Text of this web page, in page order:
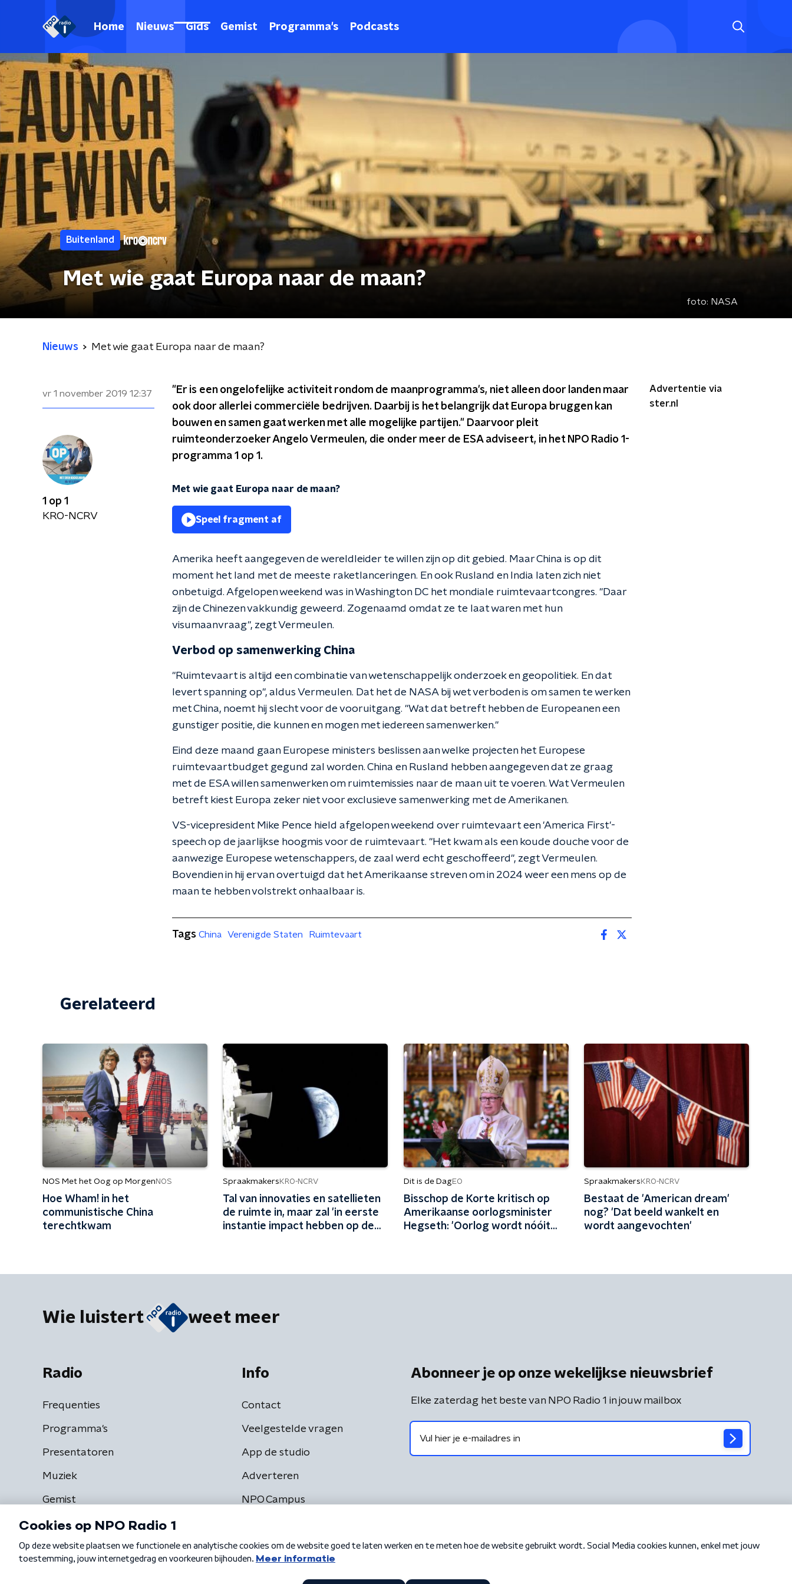
Home Nieuws Gids Gemist Programma's Podcasts
Buitenland
Met wie gaat Europa naar de maan?
foto: NASA
Nieuws Met wie gaat Europa naar de maan?
vr 1 november 2019 12:37
"Er is een ongelofelijke activiteit rondom de maanprogramma's, niet alleen door landen maar
ook door allerlei commerciële bedrijven. Daarbij is het belangrijk dat Europa bruggen kan
bouwen en samen gaat werken met alle mogelijke partijen." Daarvoor pleit
ruimteonderzoeker Angelo Vermeulen, die onder meer de ESA adviseert, in het NPO Radio 1-
programma 1 op 1.
Met wie gaat Europa naar de maan?
Speel fragment af
Amerika heeft aangegeven de wereldleider te willen zijn op dit gebied. Maar China is op dit
moment het land met de meeste raketlanceringen. En ook Rusland en India laten zich niet
onbetuigd. Afgelopen weekend was in Washington DC het mondiale ruimtevaartcongres. "Daar
zijn de Chinezen vakkundig geweerd. Zogenaamd omdat ze te laat waren met hun
visumaanvraag", zegt Vermeulen.
Verbod op samenwerking China
"Ruimtevaart is altijd een combinatie van wetenschappelijk onderzoek en geopolitiek. En dat
levert spanning op", aldus Vermeulen. Dat het de NASA bij wet verboden is om samen te werken
met China, noemt hij slecht voor de vooruitgang. "Wat dat betreft hebben de Europeanen een
gunstiger positie, die kunnen en mogen met iedereen samenwerken."
Eind deze maand gaan Europese ministers beslissen aan welke projecten het Europese
ruimtevaartbudget gegund zal worden. China en Rusland hebben aangegeven dat ze graag
met de ESA willen samenwerken om ruimtemissies naar de maan uit te voeren. Wat Vermeulen
betreft kiest Europa zeker niet voor exclusieve samenwerking met de Amerikanen.
VS-vicepresident Mike Pence hield afgelopen weekend over ruimtevaart een 'America First'-
speech op de jaarlijkse hoogmis voor de ruimtevaart. "Het kwam als een koude douche voor de
aanwezige Europese wetenschappers, de zaal werd echt geschoffeerd", zegt Vermeulen.
Bovendien in hij ervan overtuigd dat het Amerikaanse streven om in 2024 weer een mens op de
maan te hebben volstrekt onhaalbaar is.
Advertentie via
ster.nl
1 op 1
KRO-NCRV
Tags China Verenigde Staten Ruimtevaart
Gerelateerd
NOS Met het Oog op Morgen NOS
Hoe Wham! in het
communistische China
terechtkwam
Spraakmakers KRO-NCRV
Tal van innovaties en satellieten
de ruimte in, maar zal 'in eerste
instantie impact hebben op de
Dit is de DagEO
Bisschop de Korte kritisch op
Amerikaanse oorlogsminister
Hegseth: 'Oorlog wordt nóóit
Spraakmakers KRO-NCRV
Bestaat de 'American dream'
nog? 'Dat beeld wankelt en
wordt aangevochten'
Wie luistert weet meer
Radio
Frequenties
Programma's
Presentatoren
Muziek
Gemist
Info
Contact
Veelgestelde vragen
App de studio
Adverteren
NPO Campus
Abonneer je op onze wekelijkse nieuwsbrief
Elke zaterdag het beste van NPO Radio 1 in jouw mailbox
Algemene voorwaarden Privacybeleid